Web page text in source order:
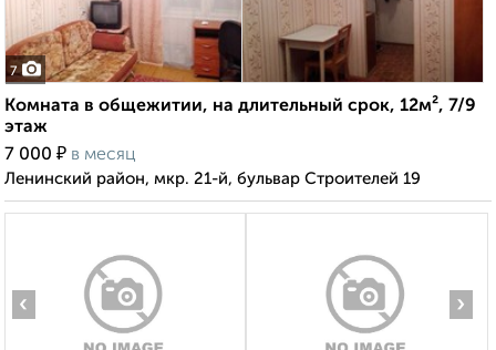
7
Комната в общежитии, на длительный срок, 12м², 7/9
этаж
7 000 ₽ в месяц
Ленинский район, мкр. 21-й, бульвар Строителей 19
‹ ›